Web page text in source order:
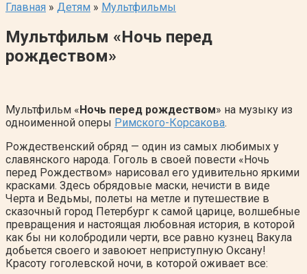
Главная » Детям » Мультфильмы
Мультфильм «Ночь перед
рождеством»
Мультфильм «Ночь перед рождеством» на музыку из
одноименной оперы Римского-Корсакова.
Рождественский обряд — один из самых любимых у
славянского народа. Гоголь в своей повести «Ночь
перед Рождеством» нарисовал его удивительно яркими
красками. Здесь обрядовые маски, нечисти в виде
Черта и Ведьмы, полеты на метле и путешествие в
сказочный город Петербург к самой царице, волшебные
превращения и настоящая любовная история, в которой
как бы ни колобродили черти, все равно кузнец Вакула
добьется своего и завоюет неприступную Оксану!
Красоту гоголевской ночи, в которой оживает все: